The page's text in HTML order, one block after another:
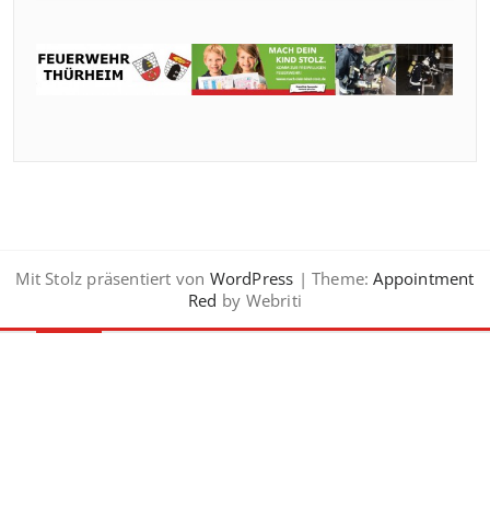
Mit Stolz präsentiert von WordPress | Theme: Appointment
Red by Webriti